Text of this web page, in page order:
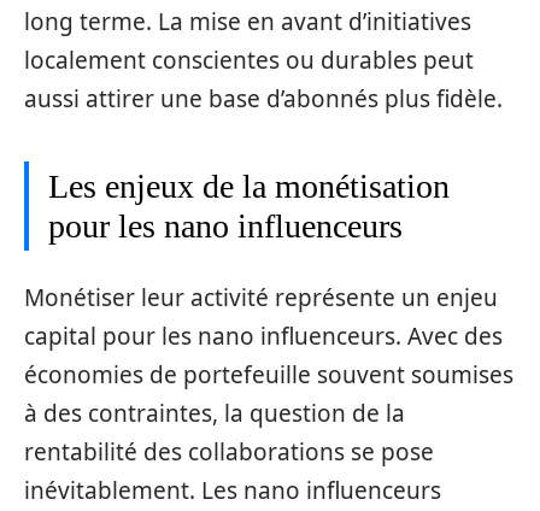
long terme. La mise en avant d’initiatives
localement conscientes ou durables peut
aussi attirer une base d’abonnés plus fidèle.
Les enjeux de la monétisation
pour les nano influenceurs
Monétiser leur activité représente un enjeu
capital pour les nano influenceurs. Avec des
économies de portefeuille souvent soumises
à des contraintes, la question de la
rentabilité des collaborations se pose
inévitablement. Les nano influenceurs